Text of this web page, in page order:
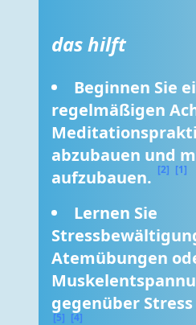
das hilft
Beginnen Sie
regelmäßigen
abzubauen und
aufzubauen. [2] [1]
Lernen Sie
Atemübungen
gegenüber
[5] [4]